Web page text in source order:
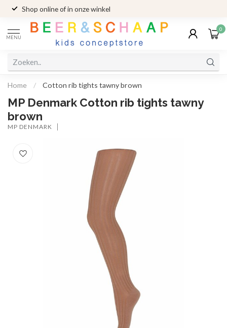
Shop online of in onze winkel
MENU
0
Home / Cotton rib tights tawny brown
MP Denmark Cotton rib tights tawny
brown
MP DENMARK